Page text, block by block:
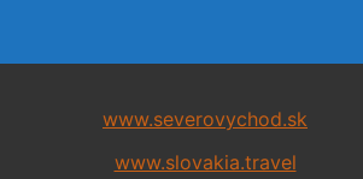
www.severovychod.sk
www.slovakia.travel